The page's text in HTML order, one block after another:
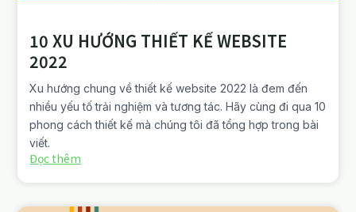
10 XU HƯỚNG THIẾT KẾ WEBSITE
2022
Xu hướng chung về thiết kế website 2022 là đem đến
nhiều yếu tố trải nghiệm và tương tác. Hãy cùng đi qua 10
phong cách thiết kế mà chúng tôi đã tổng hợp trong bài
viết.
Đọc thêm